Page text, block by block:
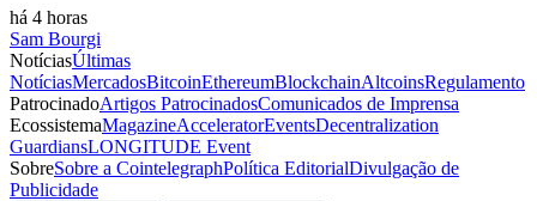
há 4 horas
Sam Bourgi
NotíciasÚltimas
NotíciasMercadosBitcoinEthereumBlockchainAltcoinsRegulamento
PatrocinadoArtigos PatrocinadosComunicados de Imprensa
EcossistemaMagazineAcceleratorEventsDecentralization
GuardiansLONGITUDE Event
SobreSobre a CointelegraphPolítica EditorialDivulgação de
Publicidade